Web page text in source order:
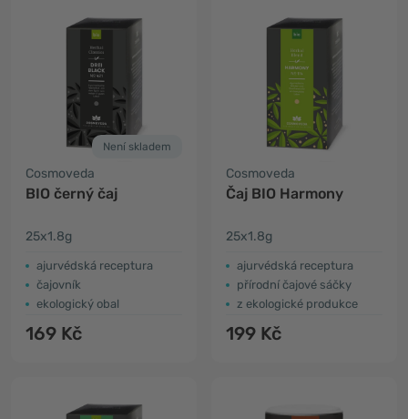
Není skladem
Cosmoveda
BIO černý čaj
25x1.8g
ajurvédská receptura
čajovník
ekologický obal
169 Kč
Cosmoveda
Čaj BIO Harmony
25x1.8g
ajurvédská receptura
přírodní čajové sáčky
z ekologické produkce
199 Kč